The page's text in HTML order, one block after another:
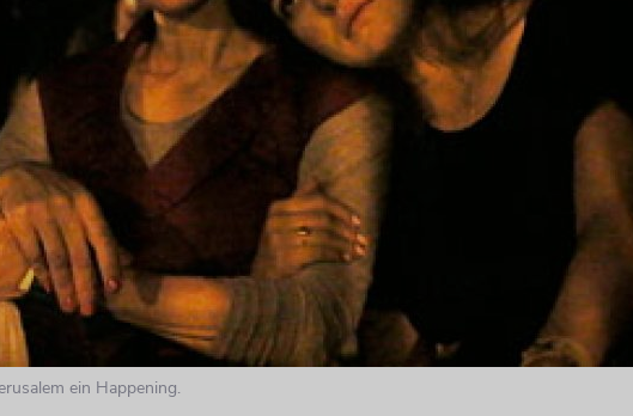
ein Happening.